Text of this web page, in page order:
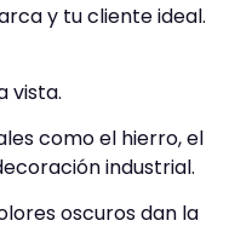
y tu cliente ideal.
vista.
como el hierro, el
industrial.
oscuros dan la